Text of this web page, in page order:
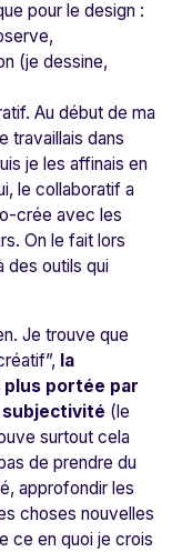
pour le design :
(je dessine,
Au début de ma
travaillais dans
je les affinais en
le collaboratif a
crée avec les
On le fait lors
des outils qui
Je trouve que
la
plus portée par
subjectivité (le
surtout cela
de prendre du
approfondir les
choses nouvelles
ce en quoi je crois